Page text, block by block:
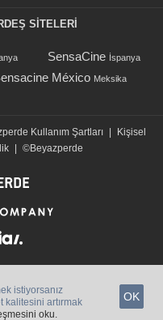
SİTELERİ
SensaCine İspanya
México Meksika
Kullanım Şartları |
Kişisel
| ©Beyazperde
istiyorsanız
kalitesini artırmak
oku.
OK